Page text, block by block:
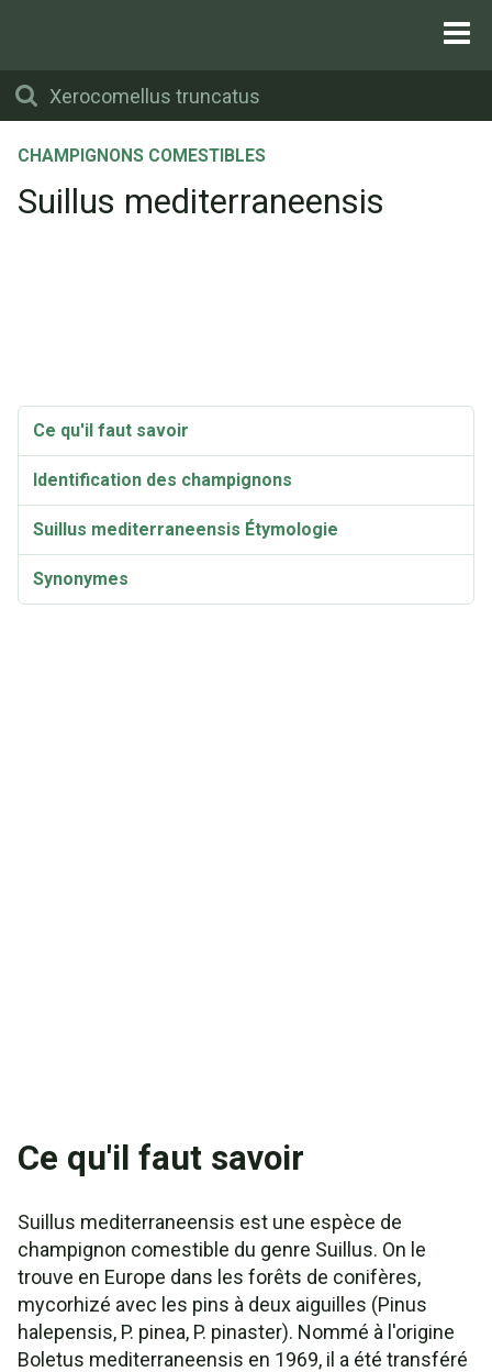
CHAMPIGNONS COMESTIBLES
Suillus mediterraneensis
Ce qu'il faut savoir
Identification des champignons
Suillus mediterraneensis Étymologie
Synonymes
Ce qu'il faut savoir
Suillus mediterraneensis est une espèce de
champignon comestible du genre Suillus. On le
trouve en Europe dans les forêts de conifères,
mycorhizé avec les pins à deux aiguilles (Pinus
halepensis, P. pinea, P. pinaster). Nommé à l'origine
Boletus mediterraneensis en 1969, il a été transféré